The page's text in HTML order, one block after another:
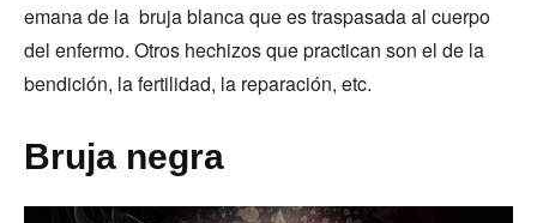
emana de la bruja blanca que es traspasada al cuerpo
del enfermo. Otros hechizos que practican son el de la
bendición, la fertilidad, la reparación, etc.
Bruja negra